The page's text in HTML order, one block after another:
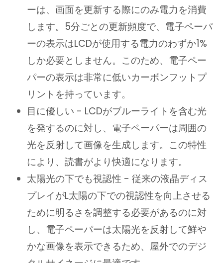
ーは、画面を更新する際にのみ電力を消費
します。5分ごとの更新頻度で、電子ペーパ
ーの表示はLCDが使用する電力のわずか1%
しか必要としません。このため、電子ペー
パーの表示は非常に低いカーボンフットプ
リントを持っています。
目に優しい - LCDがブルーライトを含む光
を発するのに対し、電子ペーパーは周囲の
光を反射して画像を生成します。この特性
により、読書がより快適になります。
太陽光の下でも視認性 - 従来の液晶ディス
プレイがL太陽の下での視認性を向上させる
ために明るさを調整する必要があるのに対
し、電子ペーパーは太陽光を反射して鮮や
かな画像を表示できるため、屋外でのデジ